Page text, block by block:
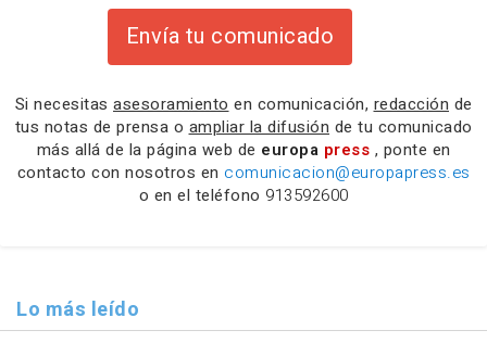
Envía tu comunicado
Si necesitas asesoramiento en comunicación, redacción de
tus notas de prensa o ampliar la difusión de tu comunicado
más allá de la página web de europa press , ponte en
contacto con nosotros en comunicacion@europapress.es
o en el teléfono 913592600
Lo más leído